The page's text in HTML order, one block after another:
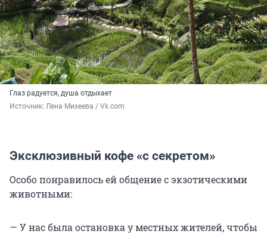
Глаз радуется, душа отдыхает
Источник: Лена Михеева / Vk.com
Эксклюзивный кофе «с секретом»
Особо понравилось ей общение с экзотическими
животными:
— У нас была остановка у местных жителей, чтобы